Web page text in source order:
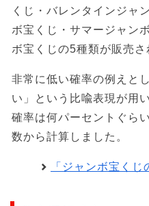
くじ・バレンタインジャ
ボ宝くじ・サマージャン
ボ宝くじの5種類が販売さ
非常に低い確率の例えと
い」という比喩表現が用
確率は何パーセントぐら
数から計算しました。
「ジャンボ宝く